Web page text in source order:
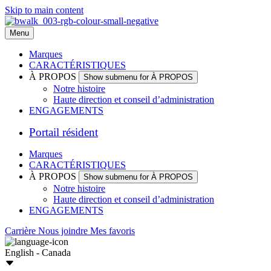
Skip to main content
Menu
Marques
CARACTÉRISTIQUES
À PROPOS
Show submenu for À PROPOS
Notre histoire
Haute direction et conseil d’administration
ENGAGEMENTS
Portail résident
Marques
CARACTÉRISTIQUES
À PROPOS
Show submenu for À PROPOS
Notre histoire
Haute direction et conseil d’administration
ENGAGEMENTS
Carrière Nous joindre Mes favoris
English - Canada